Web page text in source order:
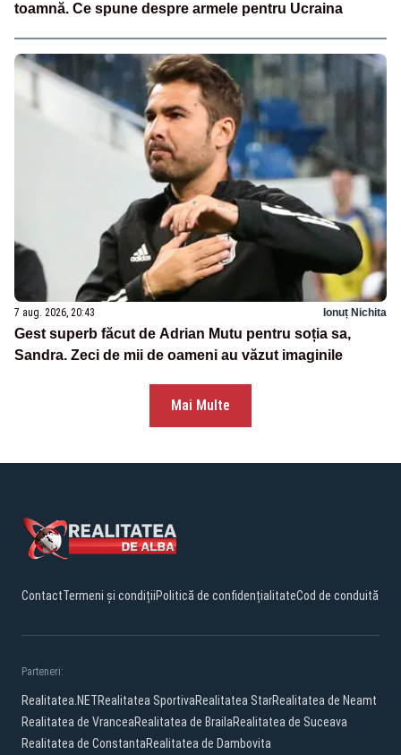
toamnă. Ce spune despre armele pentru Ucraina
7 aug. 2026, 20:43 Ionuț Nichita
Gest superb făcut de Adrian Mutu pentru soția sa,
Sandra. Zeci de mii de oameni au văzut imaginile
Mai Multe
ContactTermeni și condițiiPolitică de confidențialitateCod de conduită
Parteneri:
Realitatea.NETRealitatea SportivaRealitatea StarRealitatea de Neamt
Realitatea de VranceaRealitatea de BrailaRealitatea de Suceava
Realitatea de ConstantaRealitatea de Dambovita